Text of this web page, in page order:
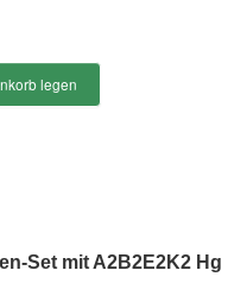
legen
Set mit A2B2E2K2 Hg